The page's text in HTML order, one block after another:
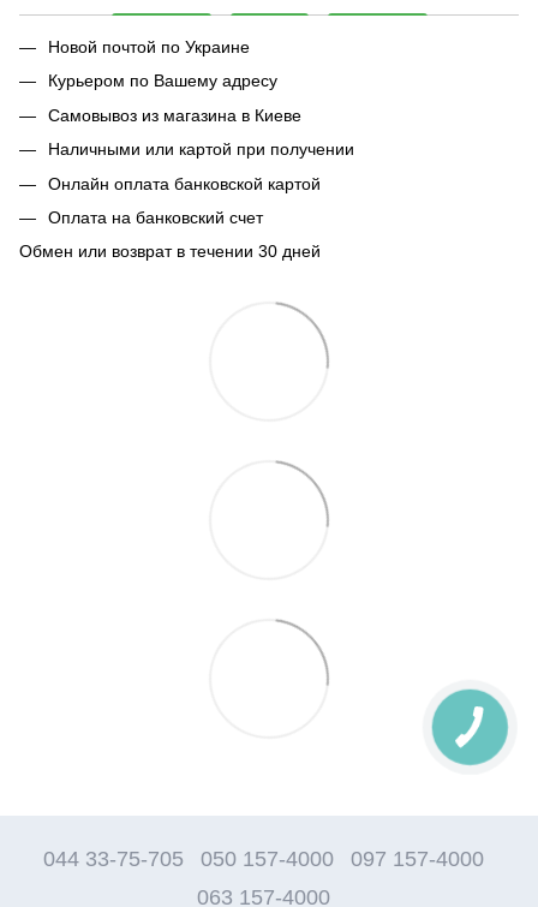
Новой почтой по Украине
Курьером по Вашему адресу
Самовывоз из магазина в Киеве
Наличными или картой при получении
Онлайн оплата банковской картой
Оплата на банковский счет
Обмен или возврат в течении 30 дней
044 33-75-705 050 157-4000
097 157-4000
063 157-4000